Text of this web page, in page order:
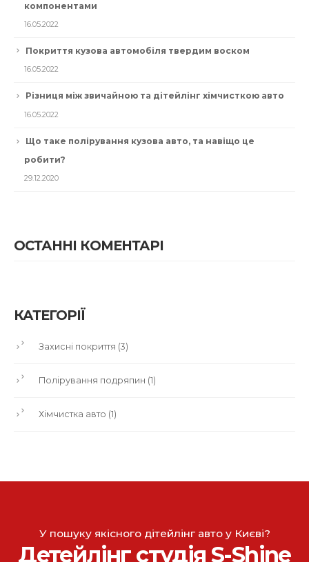
компонентами
16.05.2022
Покриття кузова автомобіля твердим воском
16.05.2022
Різниця між звичайною та дітейлінг хімчисткою авто
16.05.2022
Що таке полірування кузова авто, та навіщо це
робити?
29.12.2020
ОСТАННІ КОМЕНТАРІ
КАТЕГОРІЇ
Захисні покриття (3)
Полірування подряпин (1)
Хімчистка авто (1)
У пошуку якісного дітейлінг авто у Києві?
Детейлінг студія S-Shine